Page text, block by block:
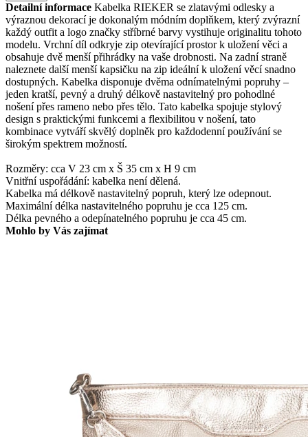
Detailní informace Kabelka RIEKER se zlatavými odlesky a
výraznou dekorací je dokonalým módním doplňkem, který zvýrazní
každý outfit a logo značky stříbrné barvy vystihuje originalitu tohoto
modelu. Vrchní díl odkryje zip otevírající prostor k uložení věci a
obsahuje dvě menší přihrádky na vaše drobnosti. Na zadní straně
naleznete další menší kapsičku na zip ideální k uložení věcí snadno
dostupných. Kabelka disponuje dvěma odnímatelnými popruhy –
jeden kratší, pevný a druhý délkově nastavitelný pro pohodlné
nošení přes rameno nebo přes tělo. Tato kabelka spojuje stylový
design s praktickými funkcemi a flexibilitou v nošení, tato
kombinace vytváří skvělý doplněk pro každodenní používání se
širokým spektrem možností.
Rozměry: cca V 23 cm x Š 35 cm x H 9 cm
Vnitřní uspořádání: kabelka není dělená.
Kabelka má délkově nastavitelný popruh, který lze odepnout.
Maximální délka nastavitelného popruhu je cca 125 cm.
Délka pevného a odepínatelného popruhu je cca 45 cm.
Mohlo by Vás zajímat